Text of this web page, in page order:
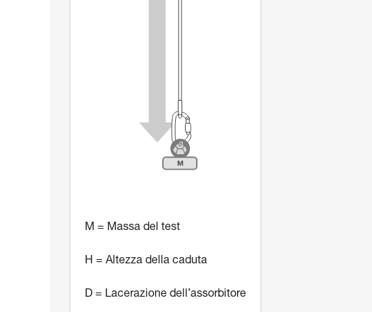
M = Massa del test
H = Altezza della caduta
D = Lacerazione dell’assorbitore